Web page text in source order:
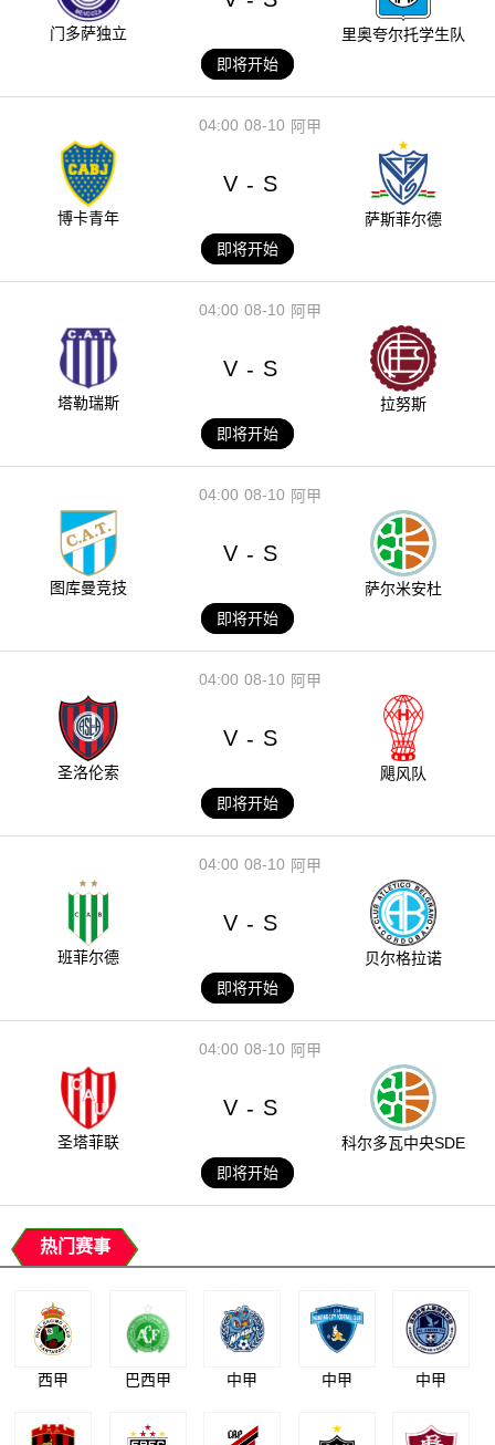
门多萨独立
里奥夸尔托学生队
即将开始
08-10
04:00 阿甲
博卡青年
V - S
萨斯菲尔德
即将开始
08-10
04:00 阿甲
塔勒瑞斯
V - S
拉努斯
即将开始
08-10
04:00 阿甲
图库曼竞技
V - S
萨尔米安杜
即将开始
08-10
04:00 阿甲
圣洛伦索
V - S
飓风队
即将开始
08-10
04:00 阿甲
班菲尔德
V - S
贝尔格拉诺
即将开始
08-10
04:00 阿甲
圣塔菲联
V - S
科尔多瓦中央SDE
即将开始
热门赛事
西甲 巴西甲 中甲 中甲 中甲